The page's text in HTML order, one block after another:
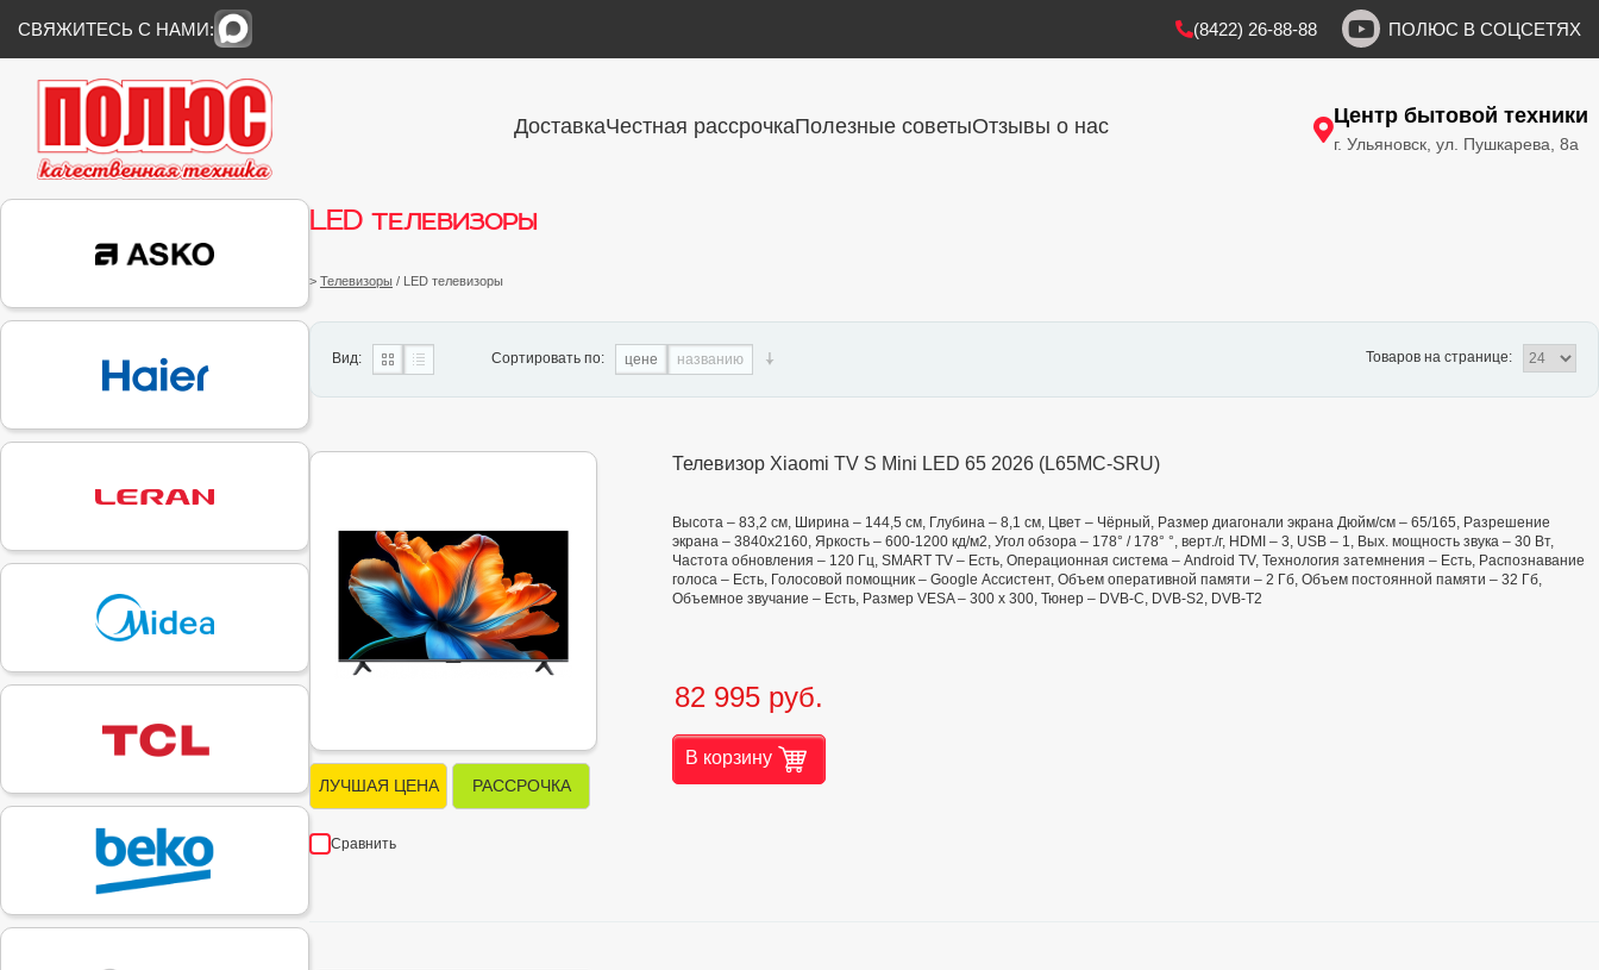
СВЯЖИТЕСЬ С НАМИ: (8422) 26-88-88 ПОЛЮС В СОЦСЕТЯХ
ДоставкаЧестная рассрочкаПолезные советыОтзывы о нас Центр бытовой техники
г. Ульяновск, ул. Пушкарева, 8а
LED телевизоры
> Телевизоры / LED телевизоры
Вид: Сортировать по: цене названию Товаров на странице:
ЛУЧШАЯ ЦЕНА РАССРОЧКА
Сравнить
Телевизор Xiaomi TV S Mini LED 65 2026 (L65MC-SRU)
Высота – 83,2 см, Ширина – 144,5 см, Глубина – 8,1 см, Цвет – Чёрный, Размер диагонали экрана Дюйм/см – 65/165, Разрешение
экрана – 3840x2160, Яркость – 600-1200 кд/м2, Угол обзора – 178° / 178° °, верт./г, HDMI – 3, USB – 1, Вых. мощность звука – 30 Вт,
Частота обновления – 120 Гц, SMART TV – Есть, Операционная система – Android TV, Технология затемнения – Есть, Распознавание
голоса – Есть, Голосовой помощник – Google Ассистент, Объем оперативной памяти – 2 Гб, Объем постоянной памяти – 32 Гб,
Объемное звучание – Есть, Размер VESA – 300 х 300, Тюнер – DVB-C, DVB-S2, DVB-T2
82 995 руб.
В корзину